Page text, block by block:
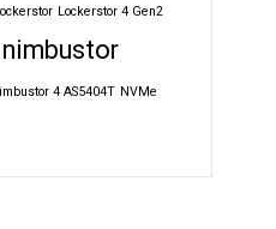
Lockerstor 4 Gen2
nimbustor
4 AS5404T NVMe